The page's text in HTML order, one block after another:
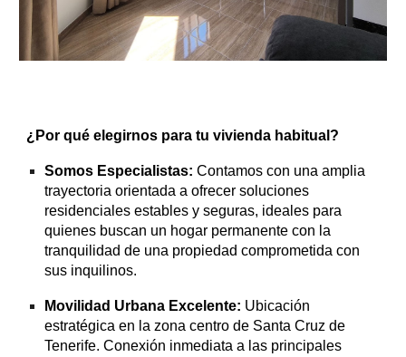
¿Por qué elegirnos para tu vivienda habitual?
Somos Especialistas: Contamos con una amplia
trayectoria orientada a ofrecer soluciones
residenciales estables y seguras, ideales para
quienes buscan un hogar permanente con la
tranquilidad de una propiedad comprometida con
sus inquilinos.
Movilidad Urbana Excelente: Ubicación
estratégica en la zona centro de Santa Cruz de
Tenerife. Conexión inmediata a las principales